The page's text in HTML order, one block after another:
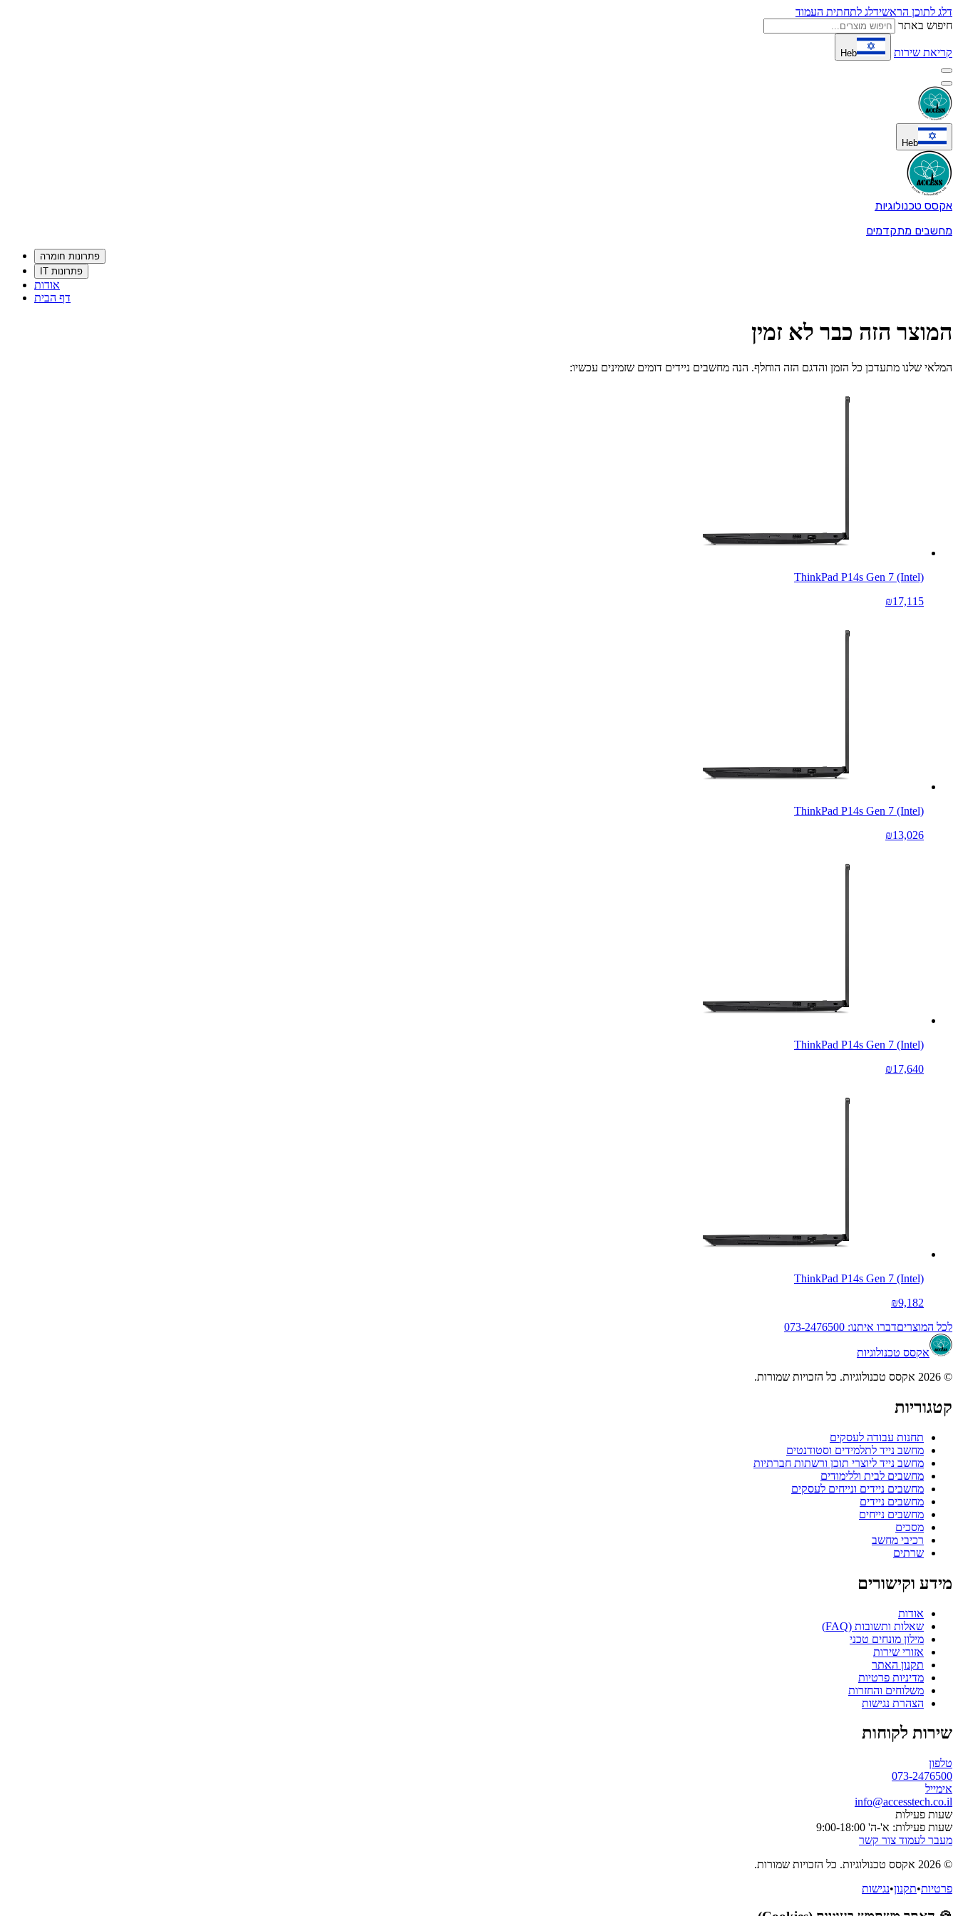
דלג לתוכן הראשידלג לתחתית העמוד
חיפוש באתר
קריאת שירות Heb
Heb
אקסס טכנולוגיות
מחשבים מתקדמים
פתרונות חומרה
פתרונות IT
אודות
דף הבית
המוצר הזה כבר לא זמין
המלאי שלנו מתעדכן כל הזמן והדגם הזה הוחלף. הנה מחשבים ניידים דומים שזמינים עכשיו:
ThinkPad P14s Gen 7 (Intel)
₪17,115
ThinkPad P14s Gen 7 (Intel)
₪13,026
ThinkPad P14s Gen 7 (Intel)
₪17,640
ThinkPad P14s Gen 7 (Intel)
₪9,182
לכל המוצריםדברו איתנו: 073-2476500
אקסס טכנולוגיות
© 2026 אקסס טכנולוגיות. כל הזכויות שמורות.
קטגוריות
תחנות עבודה לעסקים
מחשב נייד לתלמידים וסטודנטים
מחשב נייד ליוצרי תוכן ורשתות חברתיות
מחשבים לבית וללימודים
מחשבים ניידים ונייחים לעסקים
מחשבים ניידים
מחשבים נייחים
מסכים
רכיבי מחשב
שרתים
מידע וקישורים
אודות
שאלות ותשובות (FAQ)
מילון מונחים טכני
אזורי שירות
תקנון האתר
מדיניות פרטיות
משלוחים והחזרות
הצהרת נגישות
שירות לקוחות
טלפון
073-2476500
אימייל
info@accesstech.co.il
שעות פעילות
שעות פעילות: א'-ה' 9:00-18:00
מעבר לעמוד צור קשר
© 2026 אקסס טכנולוגיות. כל הזכויות שמורות.
פרטיות•תקנון•נגישות